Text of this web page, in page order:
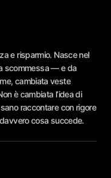
e risparmio. Nasce nel
scommessa — e da
cambiata veste
è cambiata l’idea di
raccontare con rigore
cosa succede.